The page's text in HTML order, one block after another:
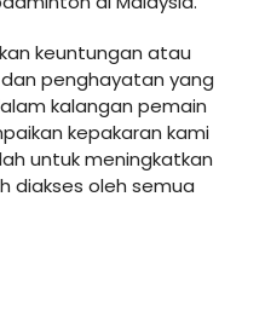
keuntungan atau
penghayatan yang
kalangan pemain
kepakaran kami
untuk meningkatkan
diakses oleh semua